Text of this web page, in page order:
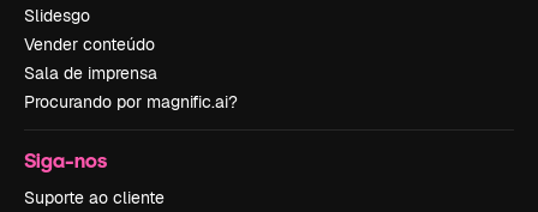
Slidesgo
Vender conteúdo
Sala de imprensa
Procurando por magnific.ai?
Siga-nos
Suporte ao cliente